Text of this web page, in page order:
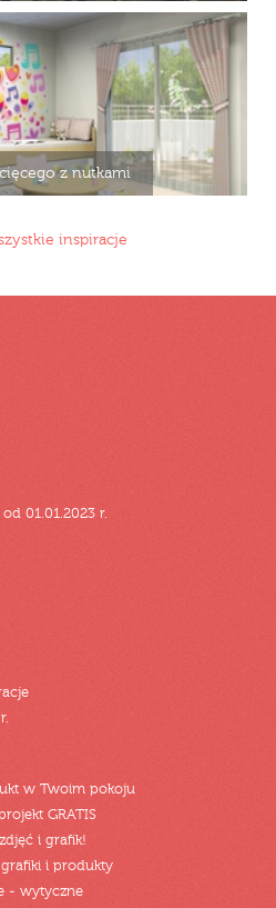
z nutkami
inspiracje
01.01.2023 r.
w Twoim pokoju
GRATIS
i grafik!
i produkty
- wytyczne